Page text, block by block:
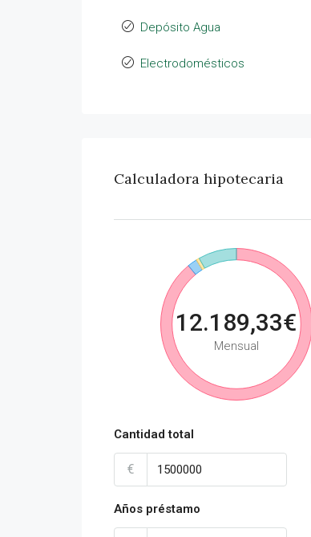
Depósito Agua
Electrodomésticos
Calculadora hipotecaria
12.189,33€
Mensual
Cantidad total
€
Años préstamo